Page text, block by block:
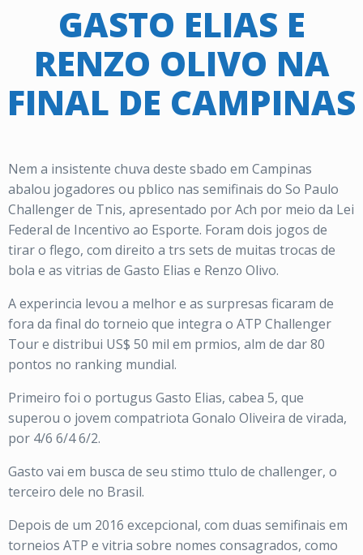
GASTO ELIAS E
RENZO OLIVO NA
FINAL DE CAMPINAS
Nem a insistente chuva deste sbado em Campinas
abalou jogadores ou pblico nas semifinais do So Paulo
Challenger de Tnis, apresentado por Ach por meio da Lei
Federal de Incentivo ao Esporte. Foram dois jogos de
tirar o flego, com direito a trs sets de muitas trocas de
bola e as vitrias de Gasto Elias e Renzo Olivo.
A experincia levou a melhor e as surpresas ficaram de
fora da final do torneio que integra o ATP Challenger
Tour e distribui US$ 50 mil em prmios, alm de dar 80
pontos no ranking mundial.
Primeiro foi o portugus Gasto Elias, cabea 5, que
superou o jovem compatriota Gonalo Oliveira de virada,
por 4/6 6/4 6/2.
Gasto vai em busca de seu stimo ttulo de challenger, o
terceiro dele no Brasil.
Depois de um 2016 excepcional, com duas semifinais em
torneios ATP e vitria sobre nomes consagrados, como